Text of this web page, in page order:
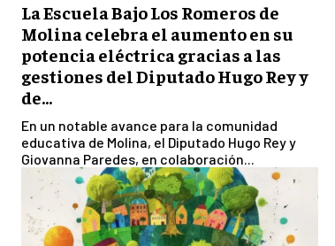
La Escuela Bajo Los Romeros de
Molina celebra el aumento en su
potencia eléctrica gracias a las
gestiones del Diputado Hugo Rey y
de...
En un notable avance para la comunidad
educativa de Molina, el Diputado Hugo Rey y
Giovanna Paredes, en colaboración...